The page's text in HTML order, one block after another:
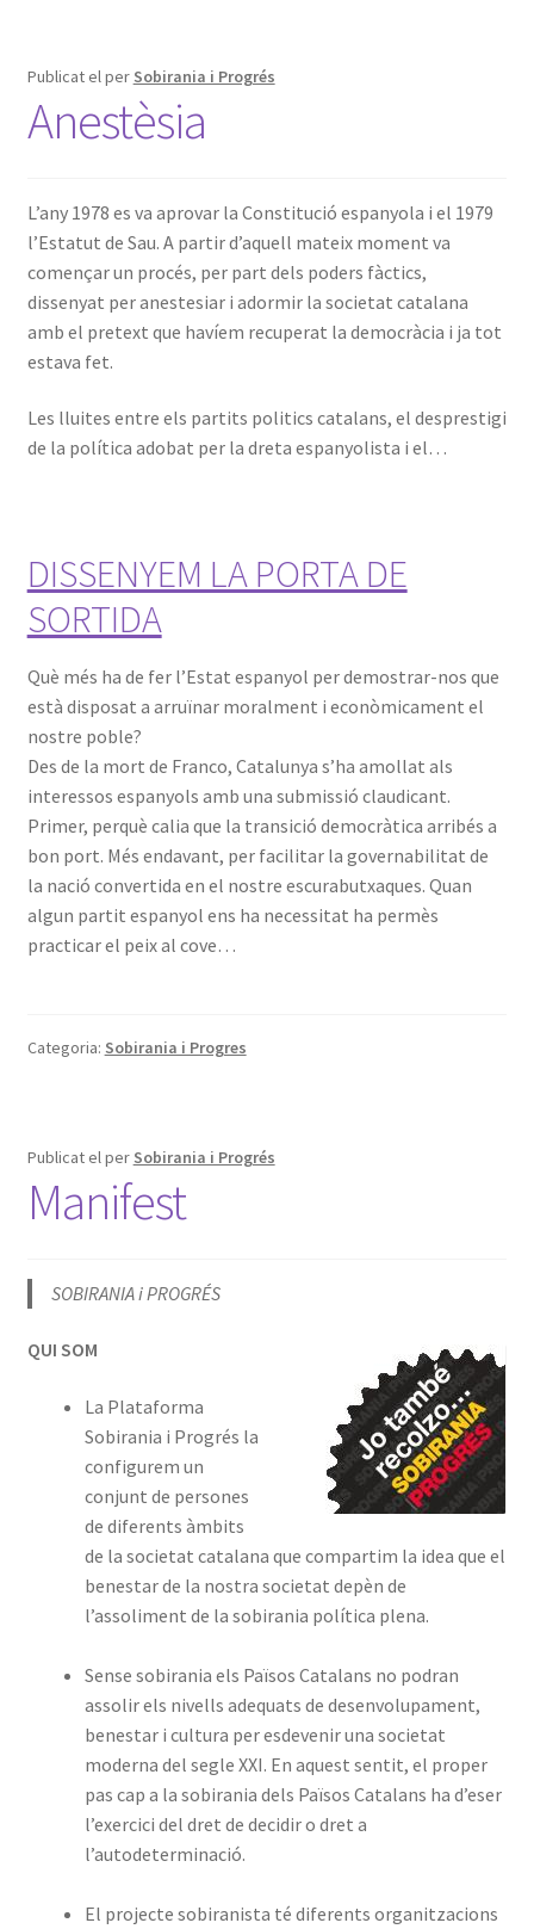
Publicat elper Sobirania i Progrés
Anestèsia
L’any 1978 es va aprovar la Constitució espanyola i el 1979
l’Estatut de Sau. A partir d’aquell mateix moment va
començar un procés, per part dels poders fàctics,
dissenyat per anestesiar i adormir la societat catalana
amb el pretext que havíem recuperat la democràcia i ja tot
estava fet.
Les lluites entre els partits politics catalans, el desprestigi
de la política adobat per la dreta espanyolista i el…
DISSENYEM LA PORTA DE
SORTIDA
Què més ha de fer l’Estat espanyol per demostrar-nos que
està disposat a arruïnar moralment i econòmicament el
nostre poble?
Des de la mort de Franco, Catalunya s’ha amollat als
interessos espanyols amb una submissió claudicant.
Primer, perquè calia que la transició democràtica arribés a
bon port. Més endavant, per facilitar la governabilitat de
la nació convertida en el nostre escurabutxaques. Quan
algun partit espanyol ens ha necessitat ha permès
practicar el peix al cove…
Categoria: Sobirania i Progres
Publicat elper Sobirania i Progrés
Manifest
SOBIRANIA i PROGRÉS
QUI SOM
La Plataforma
Sobirania i Progrés la
configurem un
conjunt de persones
de diferents àmbits
de la societat catalana que compartim la idea que el
benestar de la nostra societat depèn de
l’assoliment de la sobirania política plena.
Sense sobirania els Països Catalans no podran
assolir els nivells adequats de desenvolupament,
benestar i cultura per esdevenir una societat
moderna del segle XXI. En aquest sentit, el proper
pas cap a la sobirania dels Països Catalans ha d’eser
l’exercici del dret de decidir o dret a
l’autodeterminació.
El projecte sobiranista té diferents organitzacions